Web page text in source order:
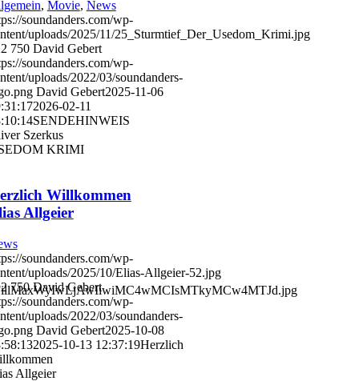
, Movie, News
soundanders.com/wp-
uploads/2025/11/25_Sturmtief_Der_Usedom_Krimi.jpg
750 David Gebert
soundanders.com/wp-
uploads/2022/03/soundanders-
David Gebert2025-11-06
2026-02-11
SENDEHINWEIS
Szerkus
KRIMI
Willkommen
Allgeier
soundanders.com/wp-
uploads/2025/10/Elias-Allgeier-52.jpg
750 David Gebert
soundanders.com/wp-
uploads/2022/03/soundanders-
David Gebert2025-10-08
2025-10-13 12:37:19Herzlich
Allgeier